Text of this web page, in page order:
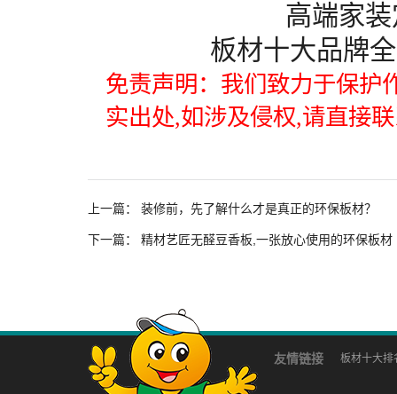
高端家
板材十大品牌
免责声明：我们致力于保护
实出处,如涉及侵权,请直接
上一篇： 装修前，先了解什么才是真正的环保板材？
下一篇： 精材艺匠无醛豆香板,一张放心使用的环保板材
友情链接 板材十大排